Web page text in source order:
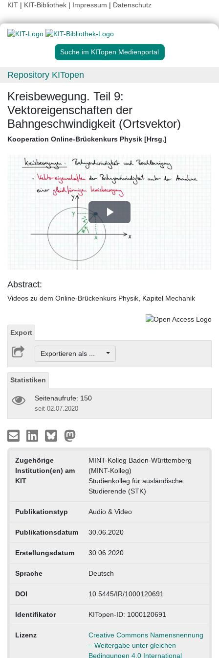
KIT | KIT-Bibliothek | Impressum | Datenschutz
Suche im KITopen Medienportal
Repository KITopen
Kreisbewegung. Teil 9:
Vektoreigenschaften der
Bahngeschwindigkeit (Ortsvektor)
Kooperation Online-Brückenkurs Physik [Hrsg.]
Play
Abstract:
Videos zu dem Online-Brückenkurs Physik, Kapitel Mechanik
Export
Exportieren als ...
Statistiken
Seitenaufrufe: 150
seit 02.07.2020
Zugehörige
Institution(en) am
KIT
MINT-Kolleg Baden-Württemberg
(MINT-Kolleg)
Studienkolleg für ausländische
Studierende (STK)
Publikationstyp Audio & Video
Publikationsdatum 30.06.2020
Erstellungsdatum 30.06.2020
Sprache Deutsch
DOI 10.5445/IR/1000120691
Identifikator KITopen-ID: 1000120691
Lizenz
Creative Commons Namensnennung
– Weitergabe unter gleichen
Bedingungen 4.0 International